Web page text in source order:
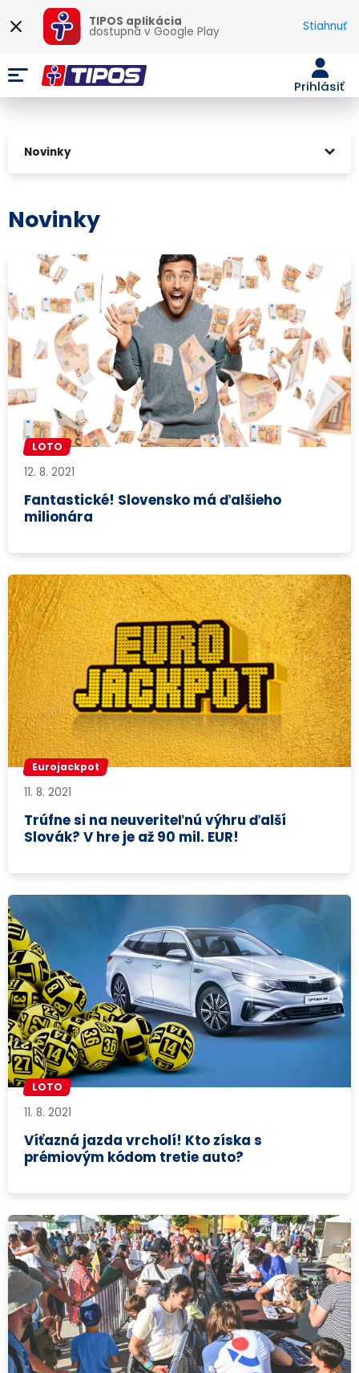
TIPOS aplikácia
dostupná vGoogle Play Stiahnuť
Prihlásiť
Novinky
Novinky
LOTO
12. 8. 2021
Fantastické! Slovensko má ďalšieho
milionára
Eurojackpot
11. 8. 2021
Trúfne si na neuveriteľnú výhru ďalší
Slovák? V hre je až 90 mil. EUR!
LOTO
11. 8. 2021
Víťazná jazda vrcholí! Kto získa s
prémiovým kódom tretie auto?